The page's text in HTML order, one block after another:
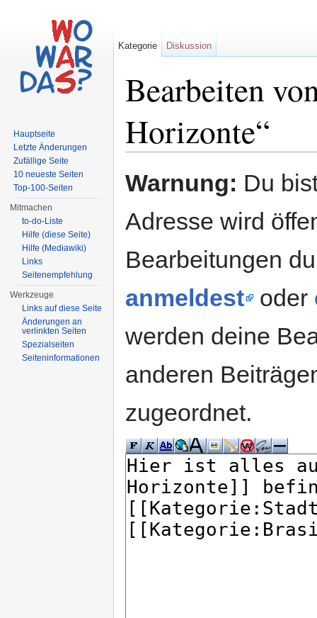
Bearbeiten
Horizonte“
Warnung: Du
Adresse wird
Bearbeitungen
anmeldest
oder
werden deine
anderen
zugeordnet.
Kategorie Diskussion
Hauptseite
Letzte Änderungen
Zufällige Seite
10 neueste Seiten
Top-100-Seiten
Mitmachen
to-do-Liste
Hilfe (diese Seite)
Hilfe (Mediawiki)
Links
Seitenempfehlung
Werkzeuge
Links auf diese Seite
Änderungen an
verlinkten Seiten
Spezialseiten
Seiteninformationen